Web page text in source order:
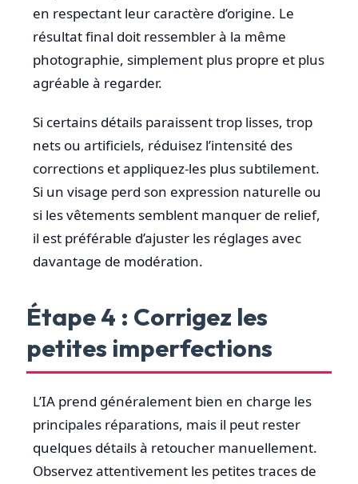
en respectant leur caractère d’origine. Le
résultat final doit ressembler à la même
photographie, simplement plus propre et plus
agréable à regarder.
Si certains détails paraissent trop lisses, trop
nets ou artificiels, réduisez l’intensité des
corrections et appliquez-les plus subtilement.
Si un visage perd son expression naturelle ou
si les vêtements semblent manquer de relief,
il est préférable d’ajuster les réglages avec
davantage de modération.
Étape 4 : Corrigez les
petites imperfections
L’IA prend généralement bien en charge les
principales réparations, mais il peut rester
quelques détails à retoucher manuellement.
Observez attentivement les petites traces de